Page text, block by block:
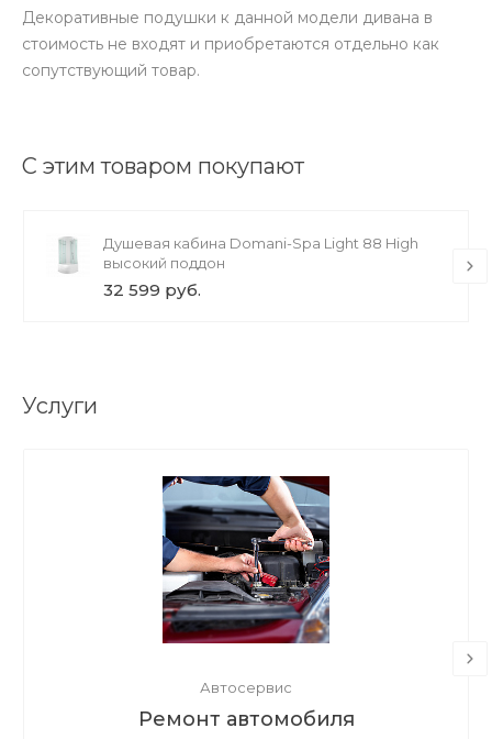
Декоративные подушки к данной модели дивана в
стоимость не входят и приобретаются отдельно как
сопутствующий товар.
С этим товаром покупают
Душевая кабина Domani-Spa Light 88 High
высокий поддон
32 599 руб.
Услуги
Автосервис
Ремонт автомобиля